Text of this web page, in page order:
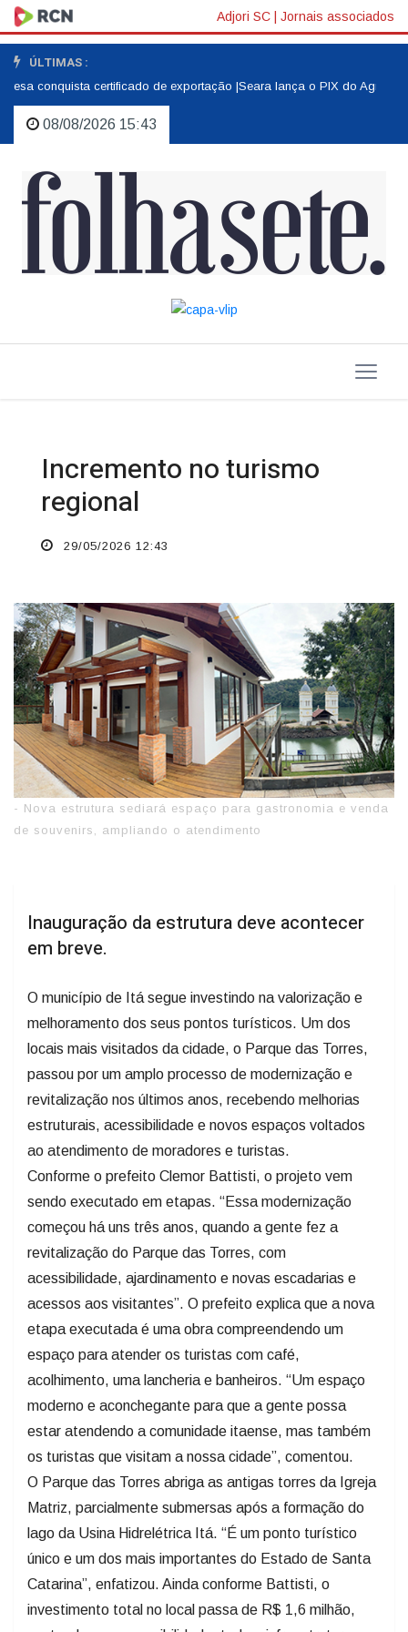
Adjori SC | Jornais associados
ÚLTIMAS :
conquista certificado de exportação |Seara lança o PIX do Agro |
08/08/2026 15:43
Incremento no turismo
regional
29/05/2026 12:43
- Nova estrutura sediará espaço para gastronomia e venda
de souvenirs, ampliando o atendimento
Inauguração da estrutura deve acontecer
em breve.
O município de Itá segue investindo na valorização e
melhoramento dos seus pontos turísticos. Um dos
locais mais visitados da cidade, o Parque das Torres,
passou por um amplo processo de modernização e
revitalização nos últimos anos, recebendo melhorias
estruturais, acessibilidade e novos espaços voltados
ao atendimento de moradores e turistas.
Conforme o prefeito Clemor Battisti, o projeto vem
sendo executado em etapas. “Essa modernização
começou há uns três anos, quando a gente fez a
revitalização do Parque das Torres, com
acessibilidade, ajardinamento e novas escadarias e
acessos aos visitantes”. O prefeito explica que a nova
etapa executada é uma obra compreendendo um
espaço para atender os turistas com café,
acolhimento, uma lancheria e banheiros. “Um espaço
moderno e aconchegante para que a gente possa
estar atendendo a comunidade itaense, mas também
os turistas que visitam a nossa cidade”, comentou.
O Parque das Torres abriga as antigas torres da Igreja
Matriz, parcialmente submersas após a formação do
lago da Usina Hidrelétrica Itá. “É um ponto turístico
único e um dos mais importantes do Estado de Santa
Catarina”, enfatizou. Ainda conforme Battisti, o
investimento total no local passa de R$ 1,6 milhão,